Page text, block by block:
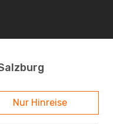
Nur Hinreise